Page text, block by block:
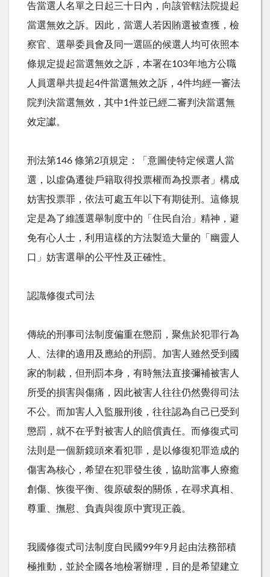
告當選人名單之日起三十日內，向該管轄法院提起
當選無效之訴。因此，當選人若因賄選被查獲，檢
察官、選舉委員會及同一選區的候選人均可依照本
條規定提起當選無效之訴，本署在103年地方公職
人員選舉共提起4件當選無效之訴，4件均經一審法
院判決當選無效，其中1件並已經二審判決當選無
效定讞。
刑法第146 條第2項規定：「意圖使特定候選人當
選，以虛偽遷徙戶籍取得投票權而為投票者」構成
妨害投票罪，依法可處五年以下有期徒刑。這條規
定是為了維護選舉制度中的「住民自治」精神，避
免有心人士，利用這樣的方法製造大量的「幽靈人
口」妨害選舉的公平性及正確性。
認識修復式司法
傳統的刑事司法制度偏重在懲罰，聚焦於犯罪行為
人、法律的適用及應給的刑罰。加害人雖然受到國
家的制裁，但刑罰本身，有時無法直接彌補被害人
所受的損害與傷痛，因此被害人往往仍然覺得司法
不公。而加害人入監服刑後，往往認為自己已受到
懲罰，就不在乎對被害人的賠償責任。而修復式司
法則是一個新鏡頭來看犯罪，是以修復犯罪造成的
傷害為核心，希望在犯罪發生後，協助當事人療癒
創傷、恢復平衡、復原破裂的關係，在尋求真相、
尊重、撫慰、負責與復原中實現正義。
我國修復式司法制度自民國99年9月起由法務部積
極推動，並於全國各地檢署辦理，目的是希望建立